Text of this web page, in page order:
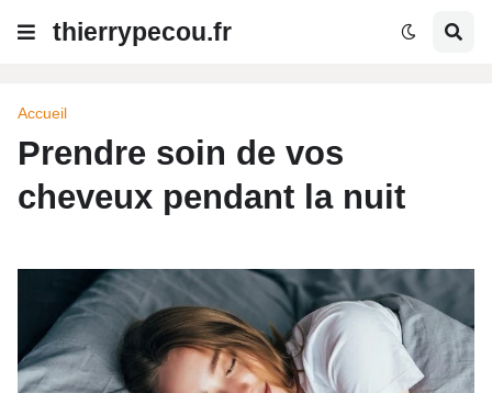
thierrypecou.fr
Accueil
Prendre soin de vos
cheveux pendant la nuit